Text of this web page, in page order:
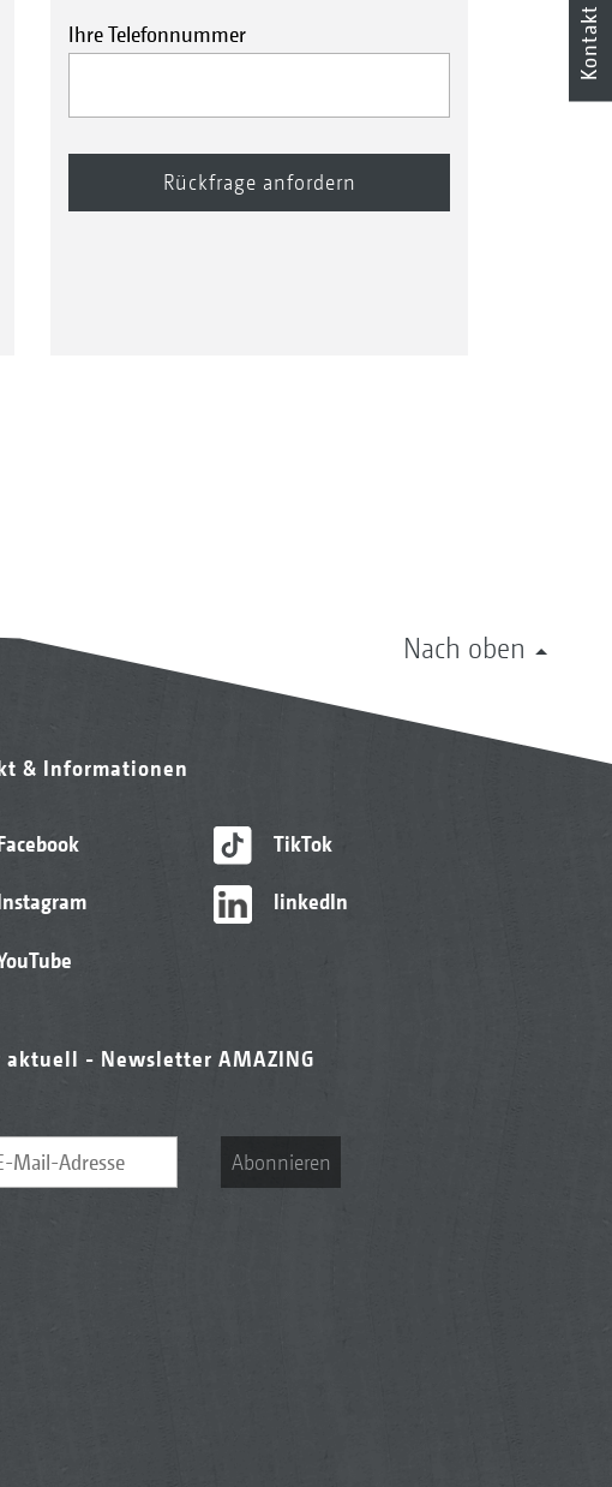
Ihre Telefonnummer
Nach oben
& Informationen
TikTok
linkedIn
aktuell - Newsletter AMAZING
Abonnieren
Kontakt